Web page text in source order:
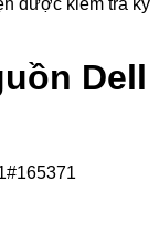
Dell